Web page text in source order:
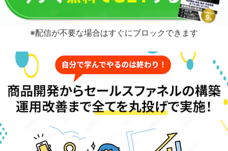
※配信が不要な場合はすぐにブロックできます